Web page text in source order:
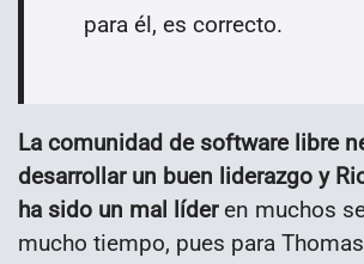
para él, es correcto.
La comunidad de software libre
desarrollar un buen liderazgo y
ha sido un mal líderen muchos
mucho tiempo, pues para